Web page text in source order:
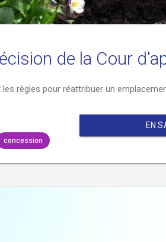
de la Cour
règles pour réattribuer un
concession
EN